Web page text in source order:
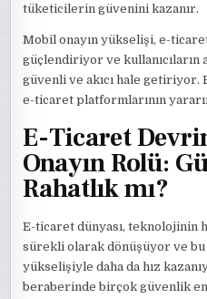
tüketicilerin güvenini kazanır.
Mobil onayın yükselişi, e-
güçlendiriyor ve kullanıcıların
güvenli ve akıcı hale
e-ticaret platformlarının
E-Ticaret
Onayın Rolü:
Rahatlık mı?
E-ticaret dünyası, teknolojinin
sürekli olarak dönüşüyor ve
yükselişiyle daha da hız
beraberinde birçok güvenlik